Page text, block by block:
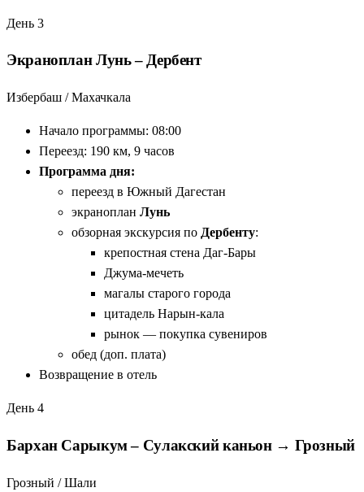
День 3
Экраноплан Лунь – Дербент
Избербаш / Махачкала
Начало программы: 08:00
Переезд: 190 км, 9 часов
Программа дня:
переезд в Южный Дагестан
экраноплан Лунь
обзорная экскурсия по Дербенту:
крепостная стена Даг-Бары
Джума-мечеть
магалы старого города
цитадель Нарын-кала
рынок — покупка сувениров
обед (доп. плата)
Возвращение в отель
День 4
Бархан Сарыкум – Сулакский каньон → Грозный
Грозный / Шали